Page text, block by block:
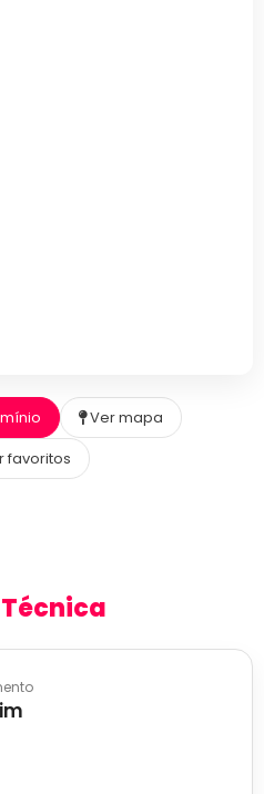
Ver mapa
favoritos
Técnica